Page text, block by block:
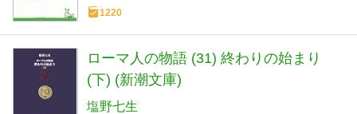
1220
ローマ人の物語 (31) 終わりの始まり
(下) (新潮文庫)
塩野七生